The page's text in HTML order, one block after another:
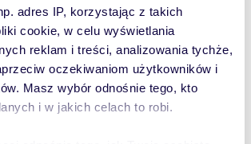
adres IP, korzystając z takich
cookie, w celu wyświetlania
reklam i treści, analizowania tychże,
oczekiwaniom użytkowników i
Masz wybór odnośnie tego, kto
i w jakich celach to robi.
ogłoszenia wraz z jego
jest Freedom Franchise Sp. z o.o.
współpracujące. Wszelkie prawa
Kopiowanie, rozpowszechnianie
z niniejszych materiałów w
sposób wykraczający poza